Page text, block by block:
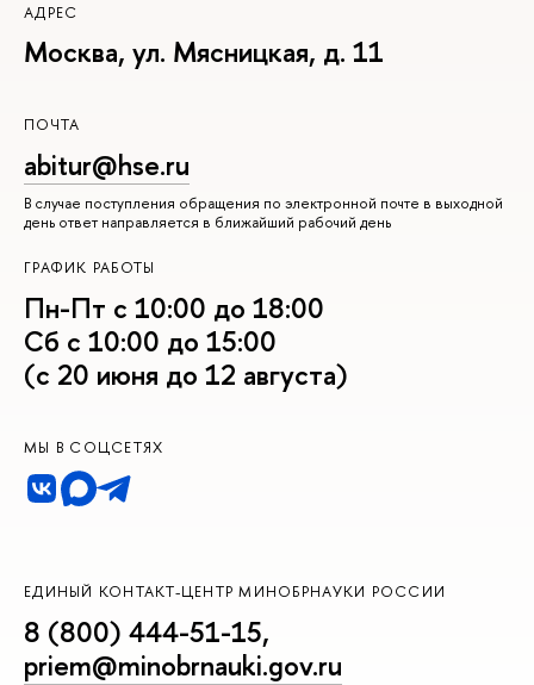
АДРЕС
Москва, ул. Мясницкая, д. 11
ПОЧТА
abitur@hse.ru
В случае поступления обращения по электронной почте в выходной
день ответ направляется в ближайший рабочий день
ГРАФИК РАБОТЫ
Пн-Пт с 10:00 до 18:00
Сб с 10:00 до 15:00
(с 20 июня до 12 августа)
МЫ В СОЦСЕТЯХ
ЕДИНЫЙ КОНТАКТ-ЦЕНТР МИНОБРНАУКИ РОССИИ
8 (800) 444-51-15,
priem@minobrnauki.gov.ru